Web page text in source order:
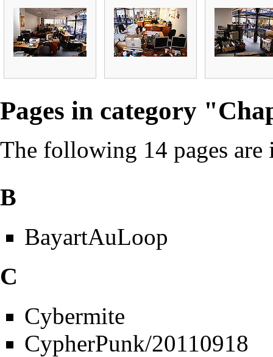
Pages in category
The following 14 pages
B
BayartAuLoop
C
Cybermite
CypherPunk/20110918